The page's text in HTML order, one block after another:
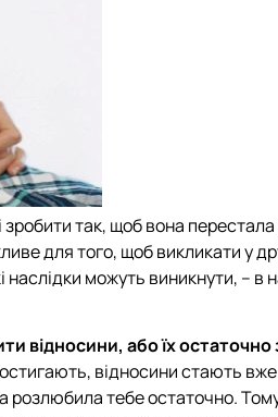
зробити так, щоб вона
для того, щоб викликати у
можуть виникнути, – в
відносини, або їх
відносини стають
розлюбила тебе остаточно.